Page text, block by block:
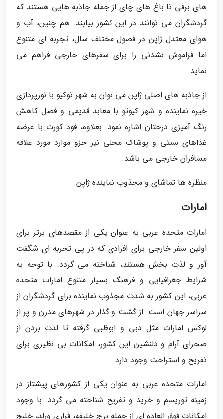
های برفی تا باغ های چای از جمله جاذبه هایی هستند که
گردشگران می توانند در این کشور بیابند. هم چنین، آب و
هوای معتدل ژاپن در فصول مختلف سال، تجربه ای متنوع
اما فراموش نشدنی را برای سفرهای خارجی فراهم می
نماید.
از جاذبه های اصلی ژاپن می توان به شهر توکیو با نورپردازی
خیره نماینده و شهر کیوتو با معابد قدیمی و فصل کاهش
رنگ آمیزی درختان اشاره نمود. بعلاوه، فود کورت با عرضه
غذاهای سنتی و پوشاک محلی نیز جزو موارد مورد علاقه
مسافران خارجی می باشد.
منظره ها تماشای و مجذوب نماینده ژاپن
امارات
امارات متحده عربی به عنوان یکی از مقصدهای برتر برای
اولین سفر خارجی برای افرادی که در پی تجربه ای شگفت
آور و لذت بخش هستند، شناخته می گردد. با توجه به
شرایط جغرافیایی و فرهنگ بسیار متنوع امارات متحده
عربی، این کشور به شدت مجذوب نماینده برای گردشگران از
سراسر جهان است. از گشت و گذار در شهرهای مدرن و پر از
لوکس امارات مثل دبی و ابوظبی گرفته تا لذت بردن از
صحرای آرام و دلنشین این کشور، امکانات بی نظیری برای
تفریح و استراحت وجود دارد.
امارات متحده عربی به عنوان یکی از کشورهای پیشتاز در
زمینه توریسم و خرید و تفریح شناخته می گردد. با وجود
امکانات فوق العاده ای از جمله برج خلیفه، فراری ورلد، خلیج